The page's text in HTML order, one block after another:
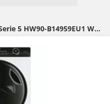
(9 kg, 1400 U/Min, EEK: A) für 299€ statt 458,90€